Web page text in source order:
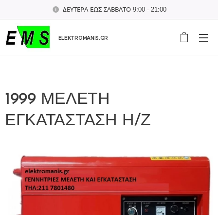
ΔΕΥΤΕΡΑ ΕΩΣ ΣΑΒΒΑΤΟ 9:00 - 21:00
ELEKTROMANIS.GR
1999 ΜΕΛΕΤΗ
ΕΓΚΑΤΑΣΤΑΣΗ Η/Ζ